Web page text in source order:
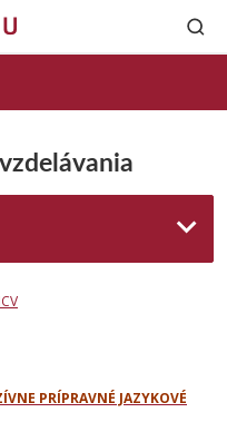
PRÍPRAVNÉ JAZYKOVÉ